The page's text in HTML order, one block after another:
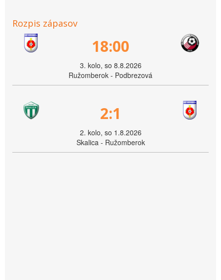
Rozpis zápasov
18:00
3. kolo, so 8.8.2026
Ružomberok - Podbrezová
2:1
2. kolo, so 1.8.2026
Skalica - Ružomberok